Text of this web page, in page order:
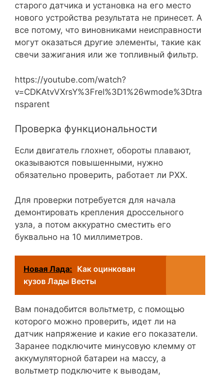
старого датчика и установка на его место
нового устройства результата не принесет. А
все потому, что виновниками неисправности
могут оказаться другие элементы, такие как
свечи зажигания или же топливный фильтр.
https://youtube.com/watch?
v=CDKAtvVXrsY%3Frel%3D1%26wmode%3Dtra
nsparent
Проверка функциональности
Если двигатель глохнет, обороты плавают,
оказываются повышенными, нужно
обязательно проверить, работает ли РХХ.
Для проверки потребуется для начала
демонтировать крепления дроссельного
узла, а потом аккуратно сместить его
буквально на 10 миллиметров.
Новая Лада: Как оцинкован
кузов Лады Весты
Вам понадобится вольтметр, с помощью
которого можно проверить, идет ли на
датчик напряжение и какие его показатели.
Заранее подключите минусовую клемму от
аккумуляторной батареи на массу, а
вольтметр подключите к выводам,